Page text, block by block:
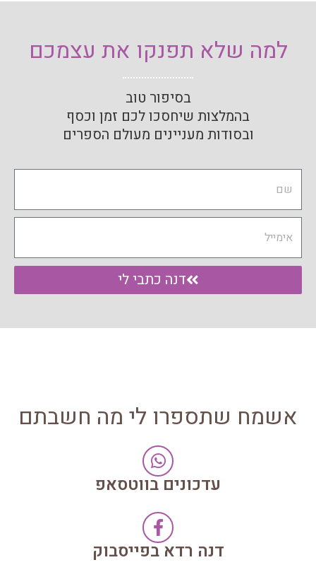
למה שלא תפנקו את עצמכם
בסיפור טוב
בהמלצות שיחסכו לכם זמן וכסף
ובסודות מעניינים מעולם הספרים
דנה כתבי לי
אשמח שתספרו לי מה חשבתם
עדכונים בווטסאפ
דנה רדא בפייסבוק